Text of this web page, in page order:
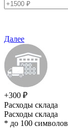
Далее
+300 ₽
Расходы склада
Расходы склада
* до 100 символов